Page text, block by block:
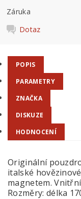
Záruka
Dotaz
POPIS
PARAMETRY
ZNAČKA
DISKUZE
HODNOCENÍ
Originální
italské
magnetem.
Rozměry: délka